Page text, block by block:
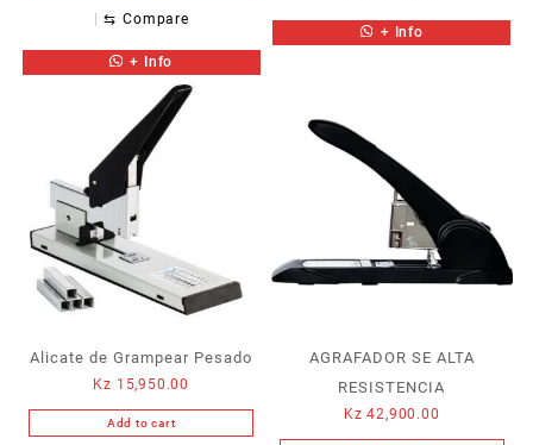
⇆ Compare
+ Info
+ Info
Alicate de Grampear Pesado
Kz 15,950.00
Add to cart
AGRAFADOR SE ALTA
RESISTENCIA
Kz 42,900.00